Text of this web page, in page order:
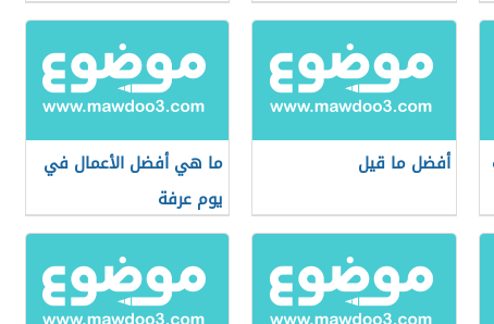
أفضل ما قيل
ما هي أفضل الأعمال في
يوم عرفة